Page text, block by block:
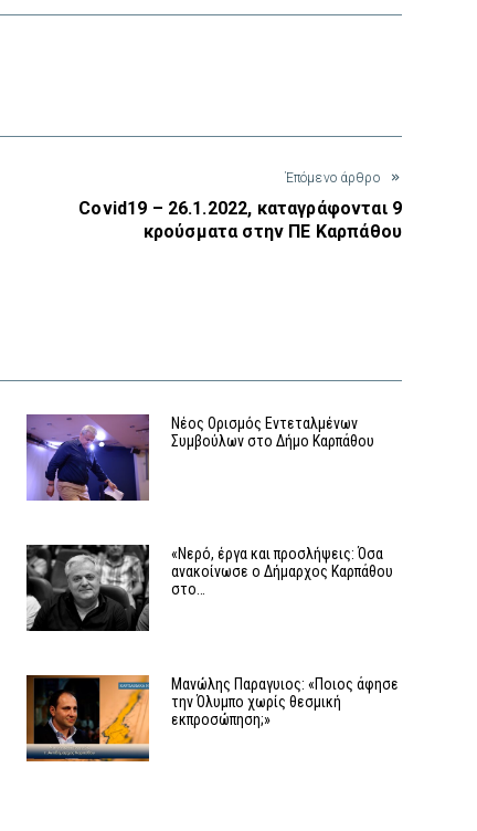
Έπόμενο άρθρο
Covid19 – 26.1.2022, καταγράφονται 9
κρούσματα στην ΠΕ Καρπάθου
Νέος Ορισμός Εντεταλμένων
Συμβούλων στο Δήμο Καρπάθου
«Νερό, έργα και προσλήψεις: Όσα
ανακοίνωσε ο Δήμαρχος Καρπάθου
στο…
Μανώλης Παραγυιος: «Ποιος άφησε
την Όλυμπο χωρίς θεσμική
εκπροσώπηση;»